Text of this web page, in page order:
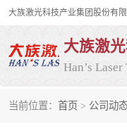
当前位置： 首页 > 公司动